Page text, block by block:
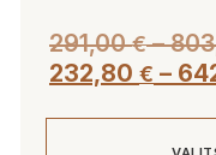
291,00€ –
232,80 € –